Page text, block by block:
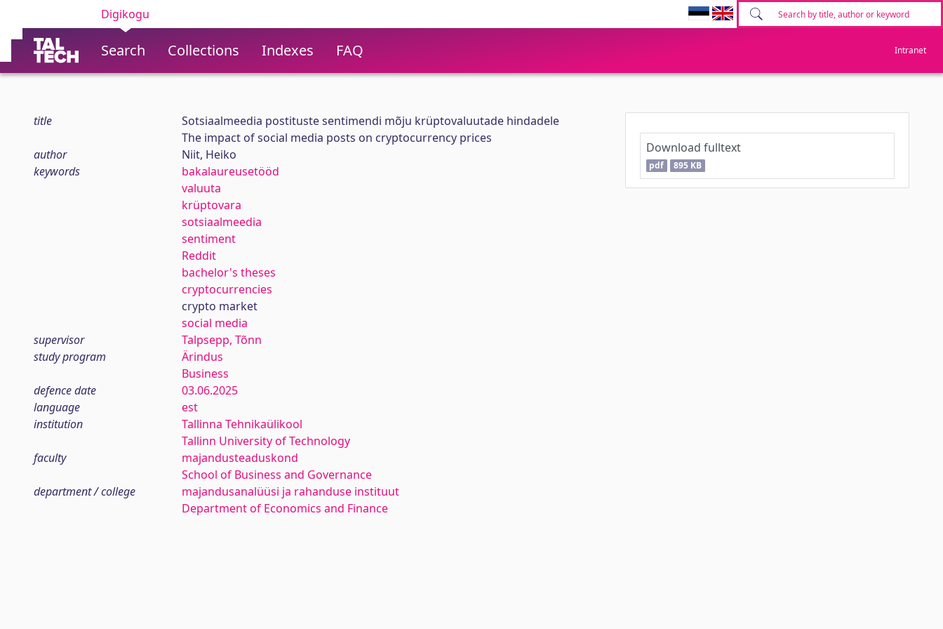
Digikogu
Search Collections Indexes FAQ Intranet
title
Sotsiaalmeedia postituste sentimendi mõju krüptovaluutade hindadele
The impact of social media posts on cryptocurrency prices
author
Niit, Heiko
keywords
bakalaureusetööd
valuuta
krüptovara
sotsiaalmeedia
sentiment
Reddit
bachelor's theses
cryptocurrencies
crypto market
social media
supervisor
Talpsepp, Tõnn
study program
Ärindus
Business
defence date
03.06.2025
language
est
institution
Tallinna Tehnikaülikool
Tallinn University of Technology
faculty
majandusteaduskond
School of Business and Governance
department / college
majandusanalüüsi ja rahanduse instituut
Department of Economics and Finance
Download fulltext
pdf 895 KB